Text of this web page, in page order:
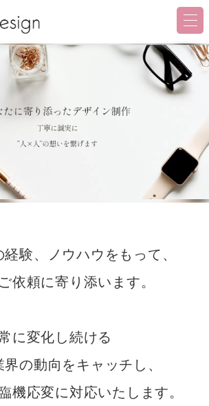
LieN Design（リアンデザイン
験、ノウハウをもって、
依頼に寄り添います。
に変化し続ける
界の動向をキャッチし、
機応変に対応いたします。